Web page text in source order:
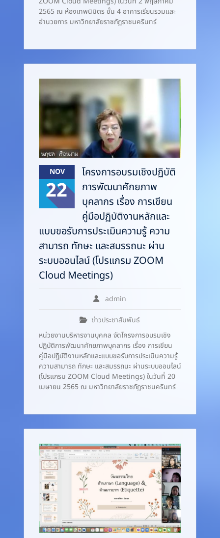
2565 ณ ห้องเทพนิมิตร ชั้น 4 อาคารเรียนรวมและ
อำนวยการ มหาวิทยาลัยราชภัฏราชนครินทร์
NOV
22
โครงการอบรมเชิงปฏิบัติ
การพัฒนาศักยภาพ
บุคลากร เรื่อง การเขียน
คู่มือปฏิบัติงานหลักและ
แบบขอรับการประเมินความรู้ ความ
สามารถ ทักษะ และสมรรถนะ ผ่าน
ระบบออนไลน์ (โปรแกรม ZOOM
Cloud Meetings)
admin
ข่าวประชาสัมพันธ์
หน่วยงานบริหารงานบุคคล จัดโครงการอบรมเชิง
ปฏิบัติการพัฒนาศักยภาพบุคลากร เรื่อง การเขียน
คู่มือปฏิบัติงานหลักและแบบขอรับการประเมินความรู้
ความสามารถ ทักษะ และสมรรถนะ ผ่านระบบออนไลน์
(โปรแกรม ZOOM Cloud Meetings) ในวันที่ 20
เมษายน 2565 ณ มหาวิทยาลัยราชภัฏราชนครินทร์